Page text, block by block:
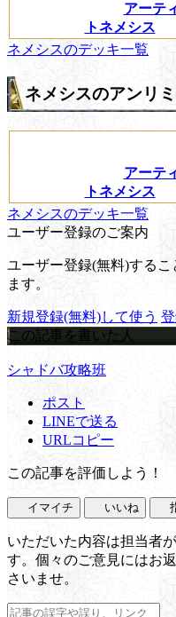
アーテ
トネメシス
ネメシスのデッキ一覧
ネメシスのアンリ
アーテ
トネメシス
ネメシスのデッキ一覧
ユーザー登録のご案内
ユーザー登録(無料)する
ます。
新規登録(無料)して使う
この記事を書いた人
シャドバ攻略班
ポスト
LINEで送る
URLコピー
この記事を評価しよう！
イマイチ いいね
いただいた内容は担当者
す。個々のご意見にはお
さいませ。